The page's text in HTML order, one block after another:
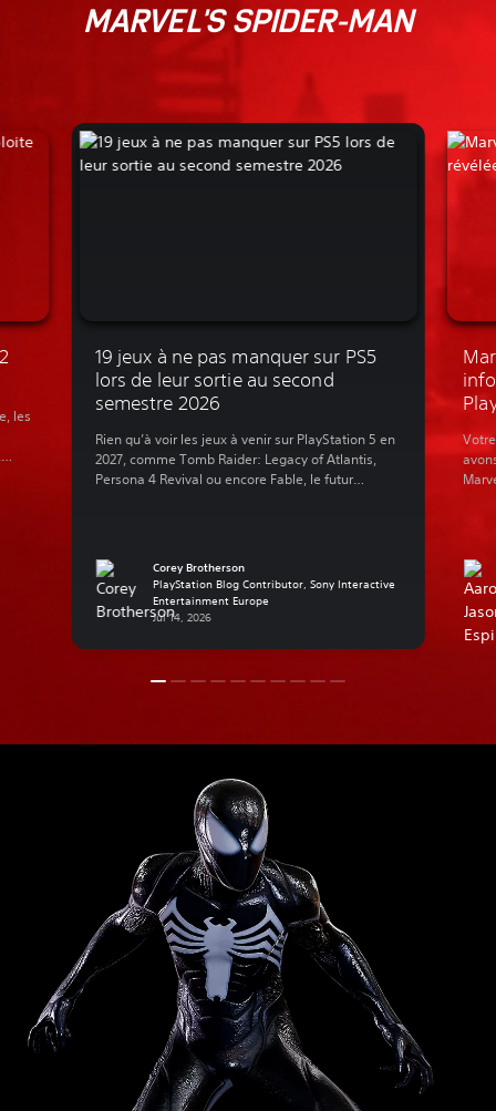
MARVEL'S SPIDER-MAN
19 jeux à ne pas manquer sur PS5
lors de leur sortie au second
semestre 2026
Rien qu’à voir les jeux à venir sur PlayStation 5 en
2027, comme Tomb Raider: Legacy of Atlantis,
Persona 4 Revival ou encore Fable, le futur
pour acheter une nouvelle PS5 […]
Corey Brotherson
PlayStation Blog Contributor, Sony Interactive
Entertainment Europe
Jul 14, 2026
de
les